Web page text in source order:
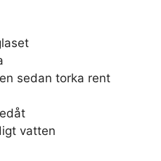
sedan torka rent
vatten